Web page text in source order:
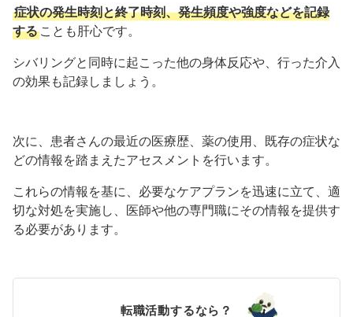
症状の発生時刻と終了時刻、発生頻度や強度などを記録
することも肝心です。
シバリングと同時に起こった他の身体反応や、行った介入
の効果も記録しましょう。
次に、患者さんの最近の医療歴、薬の使用、既存の症状な
どの情報を踏まえたアセスメントを行います。
これらの情報を基に、必要なケアプランを迅速に立て、適
切な対処を実施し、医師や他の専門職にその情報を提供す
る必要があります。
転職活動するなら？